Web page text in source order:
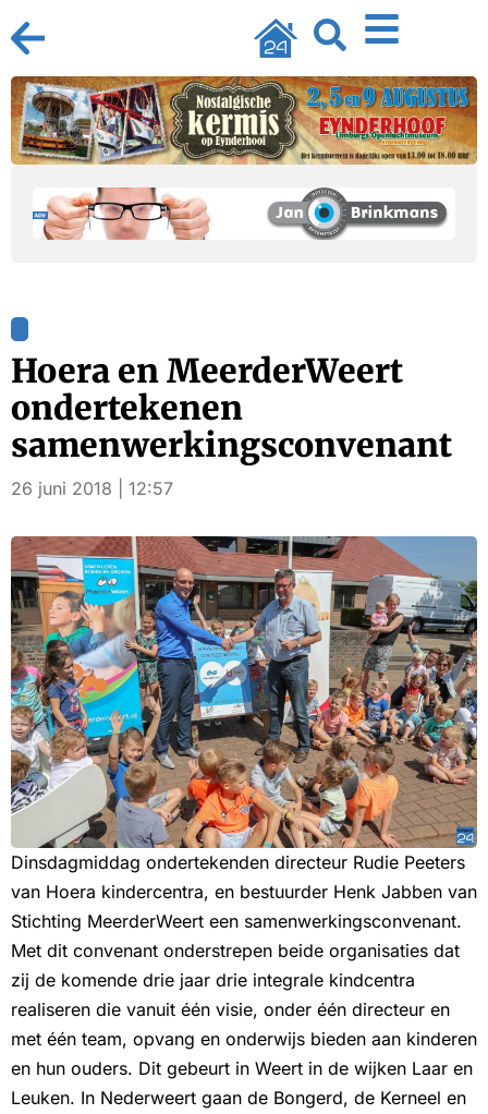
Hoera en MeerderWeert
ondertekenen
samenwerkingsconvenant
26 juni 2018 | 12:57
Dinsdagmiddag ondertekenden directeur Rudie Peeters
van Hoera kindercentra, en bestuurder Henk Jabben van
Stichting MeerderWeert een samenwerkingsconvenant.
Met dit convenant onderstrepen beide organisaties dat
zij de komende drie jaar drie integrale kindcentra
realiseren die vanuit één visie, onder één directeur en
met één team, opvang en onderwijs bieden aan kinderen
en hun ouders. Dit gebeurt in Weert in de wijken Laar en
Leuken. In Nederweert gaan de Bongerd, de Kerneel en